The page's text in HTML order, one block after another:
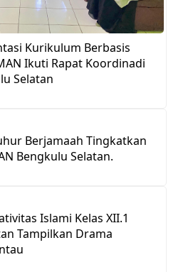
Kurikulum Berbasis
Ikuti Rapat Koordinadi
Selatan
Berjamaah Tingkatkan
Bengkulu Selatan.
Islami Kelas XII.1
Tampilkan Drama